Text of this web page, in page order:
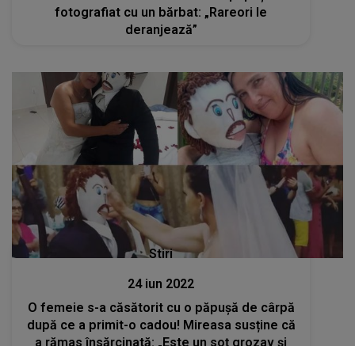
fotografiat cu un bărbat: „Rareori le
deranjează”
Stiri
24 iun 2022
O femeie s-a căsătorit cu o păpușă de cârpă
după ce a primit-o cadou! Mireasa susține că
a rămas însărcinată: „Este un soț grozav și